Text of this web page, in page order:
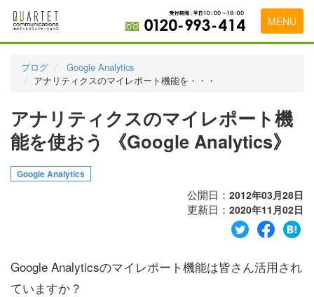
MENU
料金表
実績・お客様の声
初めて導入をお考えの方
代理店の乗り換えをお考えの方
お問い合わせ
ブログ
Google Analytics
アナリティクスのマイレポート機能を・・・
アナリティクスのマイレポート機
能を使おう 《Google Analytics》
Google Analytics
公開日： 2012年03月28日
更新日： 2020年11月02日
Google Analyticsのマイレポート機能は皆さん活用され
ていますか？